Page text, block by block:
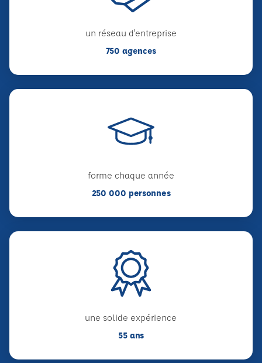
un réseau d'entreprise
750 agences
forme chaque année
250 000 personnes
une solide expérience
55 ans